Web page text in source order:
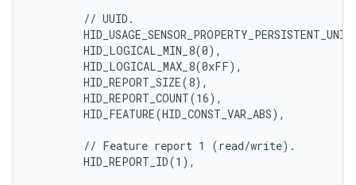
        // UUID.
        HID_LOGICAL_MIN_8(0),
        HID_LOGICAL_MAX_8(0xFF),
        HID_REPORT_SIZE(8),
        HID_REPORT_COUNT(16),
        HID_FEATURE(HID_CONST_VAR_ABS),
        // Feature report 1 (read/write).
        HID_REPORT_ID(1),